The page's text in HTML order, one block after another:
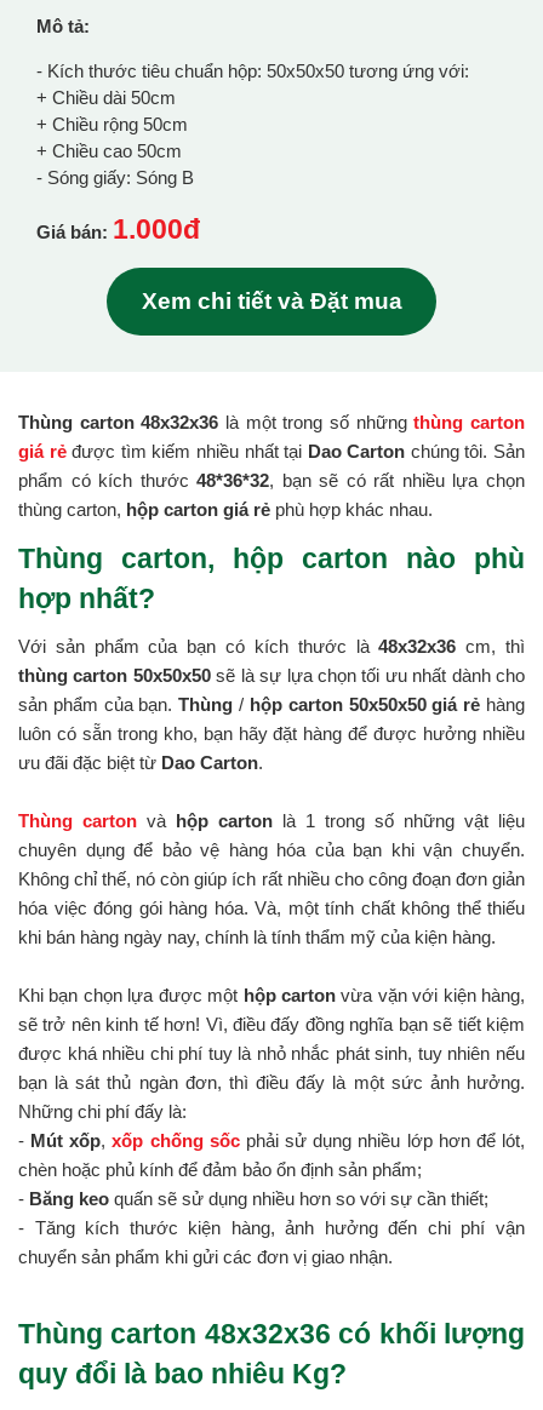
Mô tả:
- Kích thước tiêu chuẩn hộp: 50x50x50 tương ứng với:
+ Chiều dài 50cm
+ Chiều rộng 50cm
+ Chiều cao 50cm
- Sóng giấy: Sóng B
Giá bán: 1.000đ
Xem chi tiết và Đặt mua
Thùng carton 48x32x36 là một trong số nhữngthùng carton
giá rẻđược tìm kiếm nhiều nhất tại Dao Carton chúng tôi. Sản
phẩm có kích thước48*36*32, bạn sẽ có rất nhiều lựa chọn
thùng carton, hộp carton giá rẻ phù hợp khác nhau.
Thùng carton, hộp carton nào phù
hợp nhất?
Với sản phẩm của bạn có kích thước là48x32x36cm, thì
thùng carton 50x50x50sẽ là sự lựa chọn tối ưu nhất dành cho
sản phẩm của bạn.Thùng/ hộp carton 50x50x50 giá rẻ hàng
luôn có sẵn trong kho, bạn hãy đặt hàng để được hưởng nhiều
ưu đãi đặc biệt từ Dao Carton.
Thùng carton và hộp carton là 1 trong số những vật liệu
chuyên dụng để bảo vệ hàng hóa của bạn khi vận chuyển.
Không chỉ thế, nó còn giúp ích rất nhiều cho công đoạn đơn giản
hóa việc đóng gói hàng hóa. Và, một tính chất không thể thiếu
khi bán hàng ngày nay, chính là tính thẩm mỹ của kiện hàng.
Khi bạn chọn lựa được một hộp cartonvừa vặn với kiện hàng,
sẽ trở nên kinh tế hơn! Vì, điều đấy đồng nghĩa bạn sẽ tiết kiệm
được khá nhiều chi phí tuy là nhỏ nhắc phát sinh, tuy nhiên nếu
bạn là sát thủ ngàn đơn, thì điều đấy là một sức ảnh hưởng.
Những chi phí đấy là:
- Mút xốp,xốp chống sốcphải sử dụng nhiều lớp hơn để lót,
chèn hoặc phủ kính để đảm bảo ổn định sản phẩm;
- Băng keo quấn sẽ sử dụng nhiều hơn so với sự cần thiết;
- Tăng kích thước kiện hàng, ảnh hưởng đến chi phí vận
chuyển sản phẩm khi gửi các đơn vị giao nhận.
Thùng carton 48x32x36 có khối lượng
quy đổi là bao nhiêu Kg?